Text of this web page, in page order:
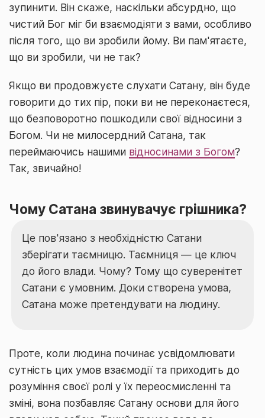
зупинити. Він скаже, наскільки абсурдно, що
чистий Бог міг би взаємодіяти з вами, особливо
після того, що ви зробили йому. Ви пам'ятаєте,
що ви зробили, чи не так?
Якщо ви продовжуєте слухати Сатану, він буде
говорити до тих пір, поки ви не переконаєтеся,
що безповоротно пошкодили свої відносини з
Богом. Чи не милосердний Сатана, так
переймаючись нашими відносинами з Богом?
Так, звичайно!
Чому Сатана звинувачує грішника?
Це пов'язано з необхідністю Сатани
зберігати таємницю. Таємниця — це ключ
до його влади. Чому? Тому що суверенітет
Сатани є умовним. Доки створена умова,
Сатана може претендувати на людину.
Проте, коли людина починає усвідомлювати
сутність цих умов взаємодії та приходить до
розуміння своєї ролі у їх переосмисленні та
зміні, вона позбавляє Сатану основи для його